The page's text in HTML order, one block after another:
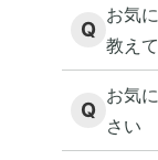
Q
お気
教え
Q
お気
さい